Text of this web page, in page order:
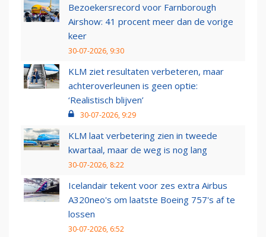
Bezoekersrecord voor Farnborough
Airshow: 41 procent meer dan de vorige
keer
30-07-2026, 9:30
KLM ziet resultaten verbeteren, maar
achteroverleunen is geen optie:
‘Realistisch blijven’
30-07-2026, 9:29
KLM laat verbetering zien in tweede
kwartaal, maar de weg is nog lang
30-07-2026, 8:22
Icelandair tekent voor zes extra Airbus
A320neo's om laatste Boeing 757's af te
lossen
30-07-2026, 6:52